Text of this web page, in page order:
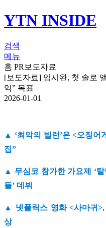
YTN INSIDE
검색
메뉴
홈 PR 보도자료
[보도자료] 임시완, 첫 솔로
악” 목표
2026-01-01
▲ ‘최악의 빌런’은 <오징어
집”
▲ 무심코 참가한 가요제 ‘탈
들’ 데뷔
▲ 넷플릭스 영화 <사마귀
상